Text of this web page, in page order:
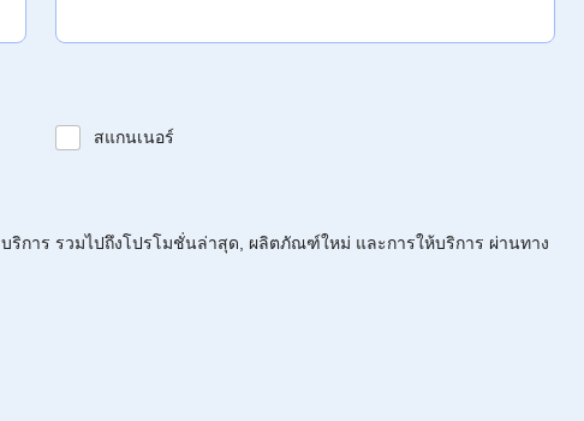
สแกนเนอร์
การ รวมไปถึงโปรโมชั่นล่าสุด, ผลิตภัณฑ์ใหม่ และการให้บริการ ผ่านทาง